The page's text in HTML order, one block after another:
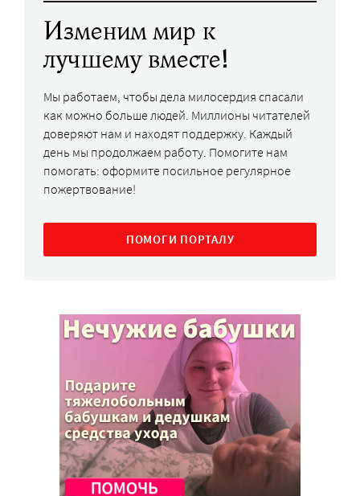
Изменим мир к
лучшему вместе!
Мы работаем, чтобы дела милосердия спасали
как можно больше людей. Миллионы читателей
доверяют нам и находят поддержку. Каждый
день мы продолжаем работу. Помогите нам
помогать: оформите посильное регулярное
пожертвование!
ПОМОГИ ПОРТАЛУ